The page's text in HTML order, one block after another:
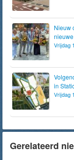
Nieuw
Vrijdag
in
Vrijdag
Gerelateerd